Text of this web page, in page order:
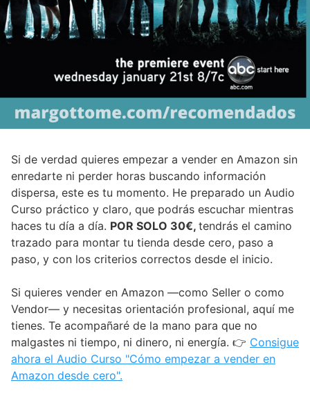
Si de verdad quieres empezar a vender en Amazon sin
enredarte ni perder horas buscando información
dispersa, este es tu momento. He preparado un Audio
Curso práctico y claro, que podrás escuchar mientras
haces tu día a día. POR SOLO 30€, tendrás el camino
trazado para montar tu tienda desde cero, paso a
paso, y con los criterios correctos desde el inicio.
Si quieres vender en Amazon —como Seller o como
Vendor— y necesitas orientación profesional, aquí me
tienes. Te acompañaré de la mano para que no
malgastes ni tiempo, ni dinero, ni energía. 👉 Consigue
ahora el Audio Curso "Cómo empezar a vender en
Amazon desde cero".